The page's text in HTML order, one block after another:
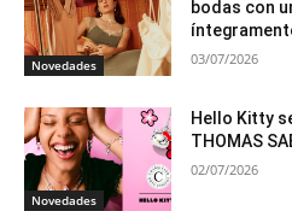
Novedades
bodas con
03/07/2026
Novedades
Hello Kitty
THOMAS
02/07/2026